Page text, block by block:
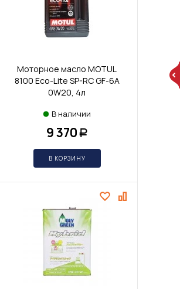
Моторное масло MOTUL
8100 Eco-Lite SP-RC GF-6A
0W20, 4л
В наличии
9 370 Р
В КОРЗИНУ